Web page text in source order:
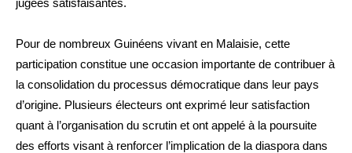
jugées satisfaisantes.
Pour de nombreux Guinéens vivant en Malaisie, cette
participation constitue une occasion importante de contribuer à
la consolidation du processus démocratique dans leur pays
d’origine. Plusieurs électeurs ont exprimé leur satisfaction
quant à l’organisation du scrutin et ont appelé à la poursuite
des efforts visant à renforcer l’implication de la diaspora dans